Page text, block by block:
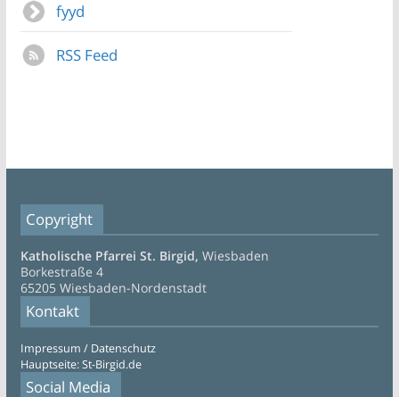
fyyd
RSS Feed
Copyright
Katholische Pfarrei St. Birgid, Wiesbaden
Borkestraße 4
65205 Wiesbaden-Nordenstadt
Kontakt
Impressum / Datenschutz
Hauptseite: St-Birgid.de
Social Media